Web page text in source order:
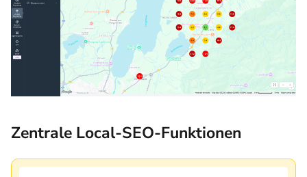
Zentrale Local-SEO-Funktionen